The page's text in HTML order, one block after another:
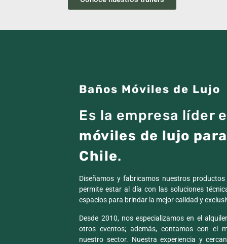
Baños Móviles de Lujo
Es la empresa líder
móviles de lujo
Chile.
Diseñamos y fabricamos nuestros
permite estar al día con las soluciones
espacios para brindar la mejor calidad y
Desde 2010, nos especializamos en el
otros eventos; además, contamos con el
nuestro sector. Nuestra experiencia y